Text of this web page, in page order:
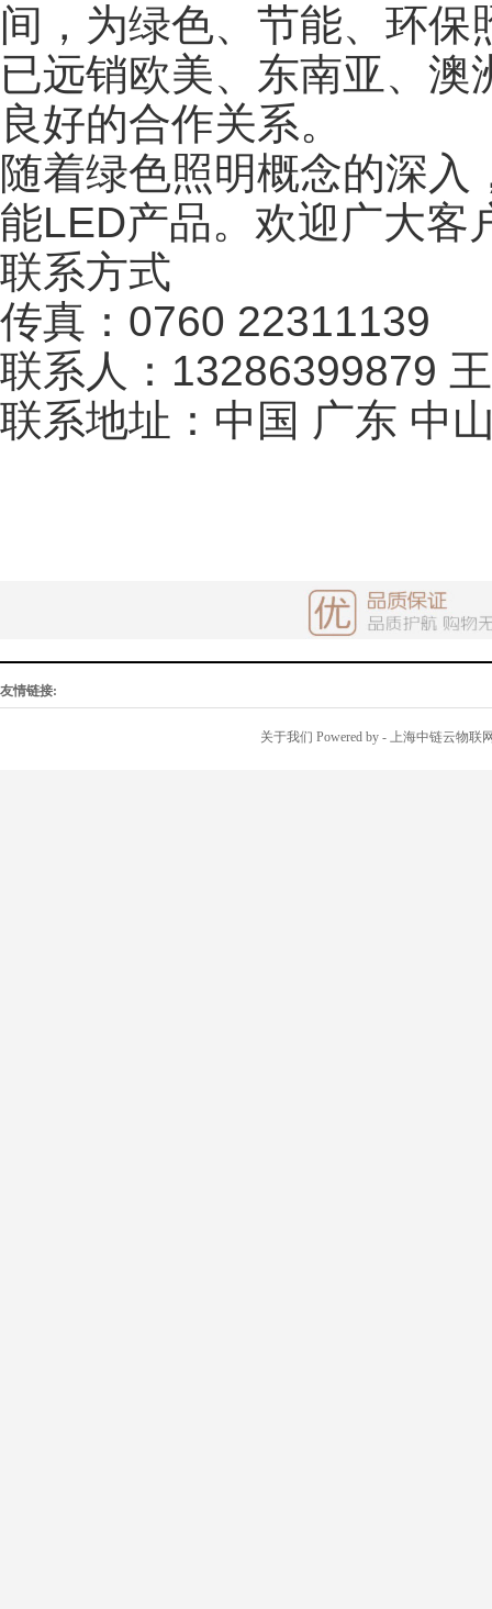
间，为绿色、节能、环
已远销欧美、东南亚、
良好的合作关系。
随着绿色照明概念的深
能LED产品。欢迎广大客
联系方式
传真：0760 22311139
联系人：13286399879
联系地址：中国 广东 中
友情链接:
关于我们 Powered by - 上海中链云物联